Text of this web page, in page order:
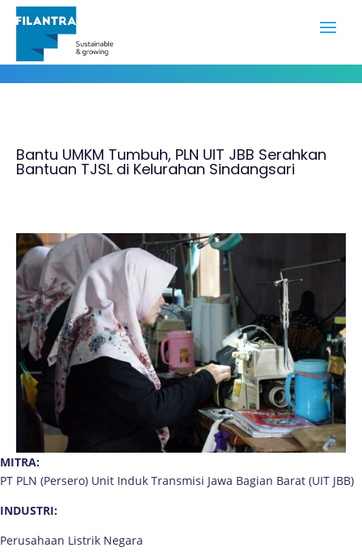
Portofolio
Bantu UMKM Tumbuh, PLN UIT JBB Serahkan
Bantuan TJSL di Kelurahan Sindangsari
MITRA:
PT PLN (Persero) Unit Induk Transmisi Jawa Bagian Barat (UIT JBB)
INDUSTRI:
Perusahaan Listrik Negara